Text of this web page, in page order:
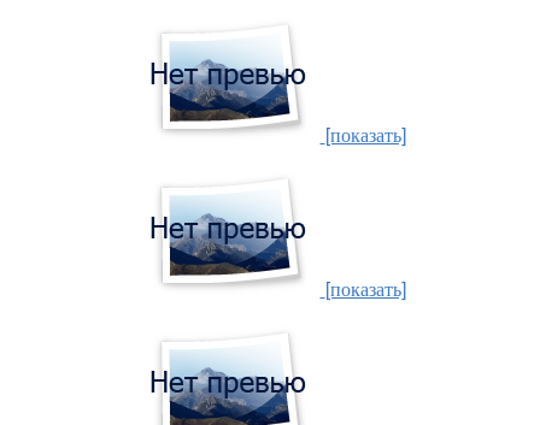
[показать]
[показать]